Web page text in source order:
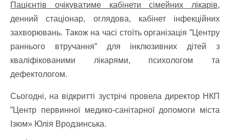
Пацієнтів очікуватиме кабінети сімейних лікарів,
денний стаціонар, оглядова, кабінет інфекційних
захворювань. Також на часі стоїть організація ”Центру
раннього втручання” для інклюзивних дітей з
кваліфікованими лікарями, психологом та
дефектологом.
Сьогодні, на відкритті зустрічі провела директор НКП
”Центр первинної медико-санітарної допомоги міста
Ізюм» Юлія Вродзинська.